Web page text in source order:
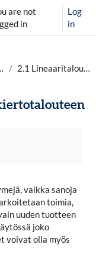
are not
in
Log
in
2.1 Lineaaritaloudesta kiertotalouteen
vaikka sanoja
toimia,
uuden tuotteen
joko
voivat olla myös